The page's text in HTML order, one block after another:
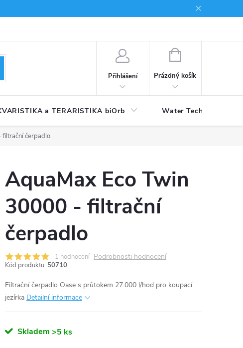
Přihlášení
NÁKUPNÍ
Prázdný košík
a TERARISTIKA biOrb Water Technology
čerpadlo
AquaMax Eco Twin
30000 - filtrační
čerpadlo
1 hodnocení Podrobnosti hodnocení
Kód produktu: 50710
Filtrační čerpadlo Oase s průtokem 27.000 l/hod pro koupací
jezírka Detailní informace
Skladem >5 ks